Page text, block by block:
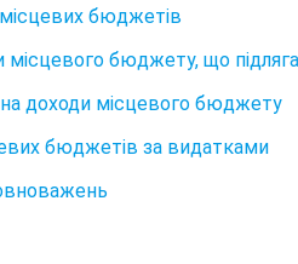
місцевих бюджетів
бюджету, що
на доходи місцевого бюджету
бюджетів за видатками